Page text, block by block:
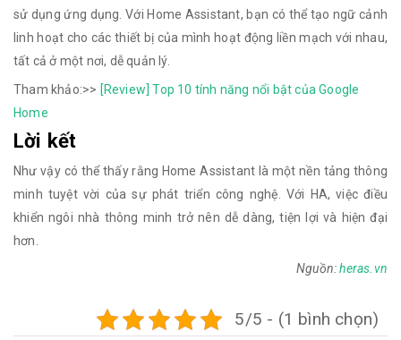
sử dụng ứng dụng. Với Home Assistant, bạn có thể tạo ngữ cảnh
linh hoạt cho các thiết bị của mình hoạt động liền mạch với nhau,
tất cả ở một nơi, dễ quản lý.
Tham khảo:>> [Review] Top 10 tính năng nổi bật của Google
Home
Lời kết
Như vậy có thể thấy rằng Home Assistant là một nền tảng thông
minh tuyệt vời của sự phát triển công nghệ. Với HA, việc điều
khiển ngôi nhà thông minh trở nên dễ dàng, tiện lợi và hiện đại
hơn.
Nguồn:heras.vn
5/5 - (1 bình chọn)